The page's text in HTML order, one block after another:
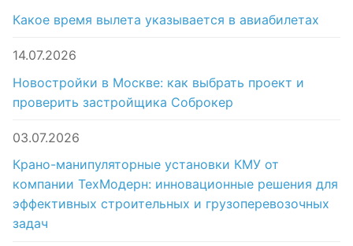
Какое время вылета указывается в авиабилетах
14.07.2026
Новостройки в Москве: как выбрать проект и
проверить застройщика Соброкер
03.07.2026
Крано-манипуляторные установки КМУ от
компании ТехМодерн: инновационные решения для
эффективных строительных и грузоперевозочных
задач